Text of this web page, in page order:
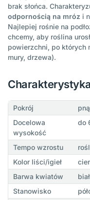
brak słońca.
odpornością na mróz i
Najlepiej rośnie na
chcemy, aby roślina
powierzchni, po których
mury, drzewa).
Pokrój
Docelowa
wysokość
do
Tempo wzrostu
Kolor liści/igieł
Barwa kwiatów
Stanowisko